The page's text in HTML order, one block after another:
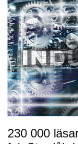
230 000